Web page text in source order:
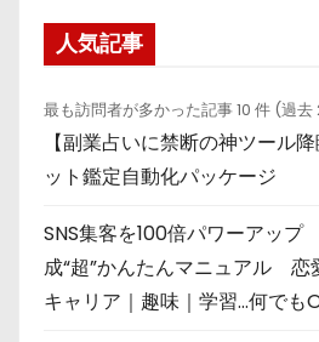
人気記事
最も訪問者が多かった記事 10 件 (過去
【副業占いに禁断の神ツール
ット鑑定自動化パッケージ
SNS集客を100倍パワーアッ
成“超”かんたんマニュアル 恋
キャリア｜趣味｜学習…何でも